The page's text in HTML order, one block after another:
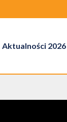
Aktualności 2026